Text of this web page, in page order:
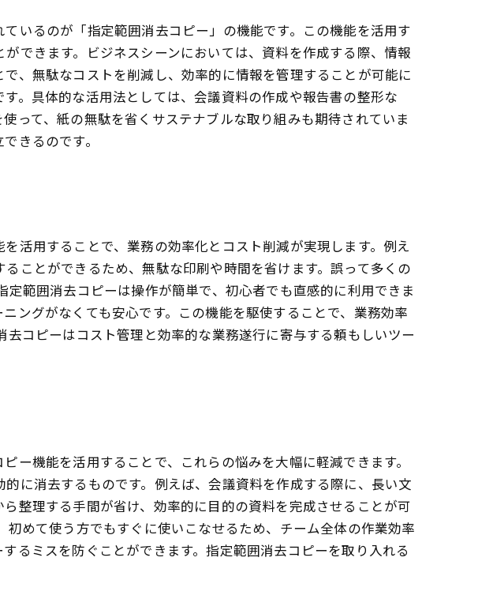
いるのが「指定範囲消去コピー」の機能です。この機能を活用す
できます。ビジネスシーンにおいては、資料を作成する際、情報
、無駄なコストを削減し、効率的に情報を管理することが可能に
。具体的な活用法としては、会議資料の作成や報告書の整形な
って、紙の無駄を省くサステナブルな取り組みも期待されていま
きるのです。
活用することで、業務の効率化とコスト削減が実現します。例え
ことができるため、無駄な印刷や時間を省けます。誤って多くの
範囲消去コピーは操作が簡単で、初心者でも直感的に利用できま
ングがなくても安心です。この機能を駆使することで、業務効率
コピーはコスト管理と効率的な業務遂行に寄与する頼もしいツー
ー機能を活用することで、これらの悩みを大幅に軽減できます。
に消去するものです。例えば、会議資料を作成する際に、長い文
整理する手間が省け、効率的に目的の資料を完成させることが可
めて使う方でもすぐに使いこなせるため、チーム全体の作業効率
るミスを防ぐことができます。指定範囲消去コピーを取り入れる